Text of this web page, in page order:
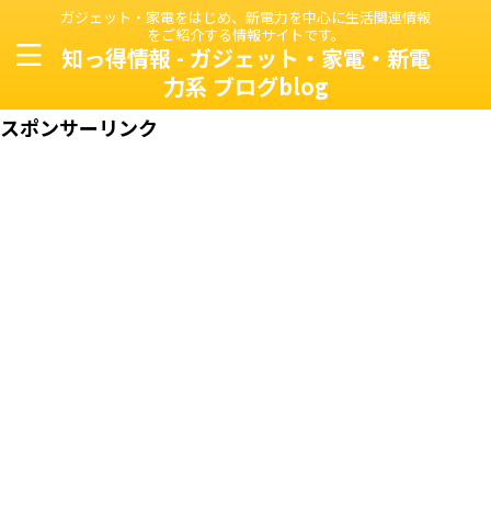
ガジェット・家電をはじめ、新電力を中心に生活関連情報
をご紹介する情報サイトです。
知っ得情報 - ガジェット・家電・新電
力系 ブログblog
スポンサーリンク